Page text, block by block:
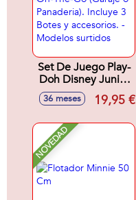
Set De Juego Play-
Doh Disney Junior
On-The-Go (Garaje
o Panaderia).
accesorios. -
Modelos surtidos
36 meses 19,95 €
NOVEDAD